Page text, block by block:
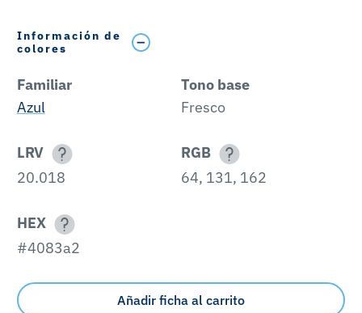
Información de
colores
Familiar
Azul
Tono base
Fresco
LRV
20.018
RGB
64, 131, 162
HEX
#4083a2
Añadir ficha al carrito